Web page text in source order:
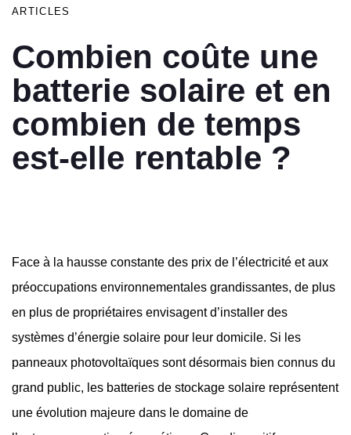
ARTICLES
Combien coûte une
batterie solaire et en
combien de temps
est-elle rentable ?
Face à la hausse constante des prix de l’électricité et aux
préoccupations environnementales grandissantes, de plus
en plus de propriétaires envisagent d’installer des
systèmes d’énergie solaire pour leur domicile. Si les
panneaux photovoltaïques sont désormais bien connus du
grand public, les batteries de stockage solaire représentent
une évolution majeure dans le domaine de